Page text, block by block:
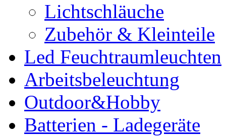
Lichtschläuche
Zubehör & Kleinteile
Led Feuchtraumleuchten
Arbeitsbeleuchtung
Outdoor&Hobby
Batterien - Ladegeräte